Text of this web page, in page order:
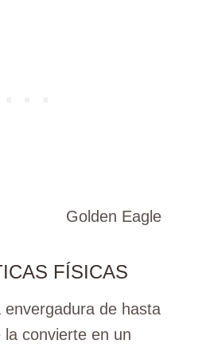
FÍSICAS
de hasta
convierte en un